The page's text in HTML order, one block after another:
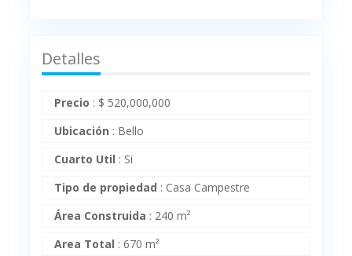
Detalles
Precio : $ 520,000,000
Ubicación : Bello
Cuarto Util : Si
Tipo de propiedad : Casa Campestre
Área Construida : 240 m²
Area Total :670 m²